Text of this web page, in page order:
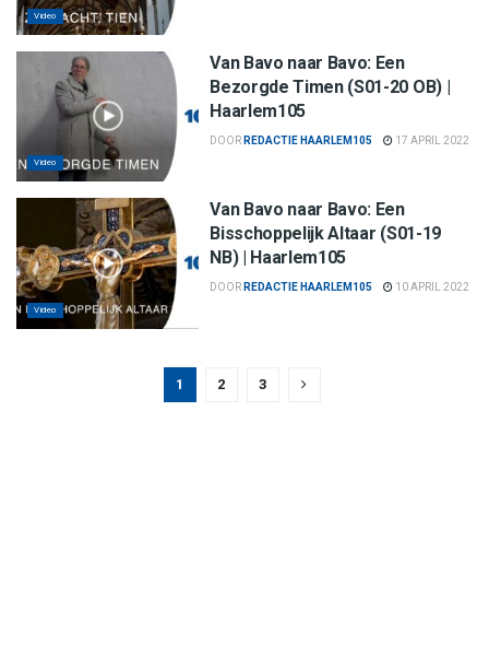
Video
Video
Van Bavo naar Bavo: Een
Bezorgde Timen (S01-20 OB) |
Haarlem105
DOOR REDACTIE HAARLEM105 17 APRIL 2022
Video
Van Bavo naar Bavo: Een
Bisschoppelijk Altaar (S01-19
NB) | Haarlem105
DOOR REDACTIE HAARLEM105 10 APRIL 2022
1 2 3